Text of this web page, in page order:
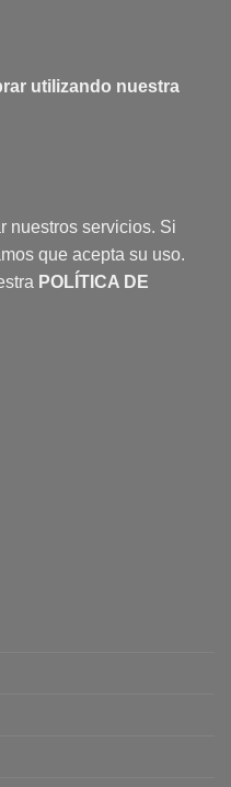
utilizando nuestra
nuestros servicios. Si
que acepta su uso.
POLÍTICA DE